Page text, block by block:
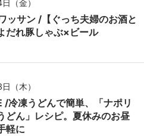
（金）
ッサン /【ぐっち夫婦のお酒と
だれ豚しゃぶ×ビール
（木）
/冷凍うどんで簡単、「ナポリ
どん」レシピ。夏休みのお昼
軽に